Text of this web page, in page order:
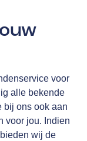
voor
alle bekende
bij ons ook aan
voor jou. Indien
wij de